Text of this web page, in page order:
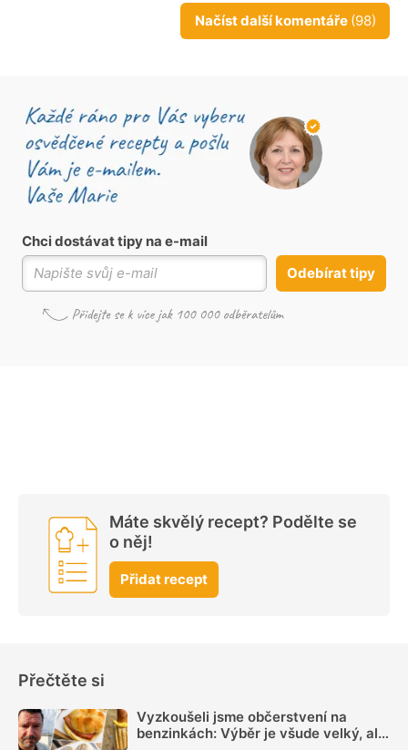
Načíst další komentáře (98)
Chci dostávat tipy na e-mail
Odebírat tipy
Máte skvělý recept? Podělte se
o něj!
Přidat recept
Přečtěte si
Vyzkoušeli jsme občerstvení na
benzinkách: Výběr je všude velký, ale